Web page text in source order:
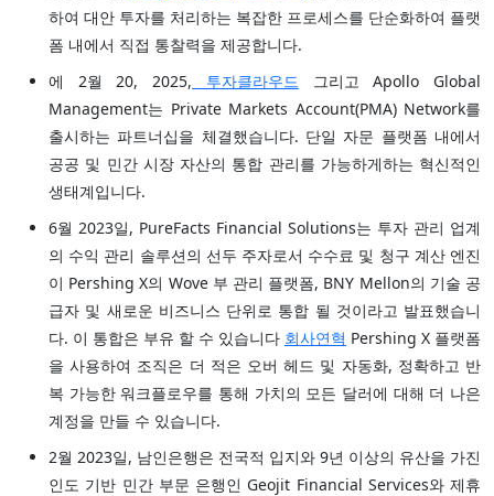
하여 대안 투자를 처리하는 복잡한 프로세스를 단순화하여 플랫
폼 내에서 직접 통찰력을 제공합니다.
에 2월 20, 2025, 투자클라우드 그리고 Apollo Global
Management는 Private Markets Account(PMA) Network를
출시하는 파트너십을 체결했습니다. 단일 자문 플랫폼 내에서
공공 및 민간 시장 자산의 통합 관리를 가능하게하는 혁신적인
생태계입니다.
6월 2023일, PureFacts Financial Solutions는 투자 관리 업계
의 수익 관리 솔루션의 선두 주자로서 수수료 및 청구 계산 엔진
이 Pershing X의 Wove 부 관리 플랫폼, BNY Mellon의 기술 공
급자 및 새로운 비즈니스 단위로 통합 될 것이라고 발표했습니
다. 이 통합은 부유 할 수 있습니다 회사연혁 Pershing X 플랫폼
을 사용하여 조직은 더 적은 오버 헤드 및 자동화, 정확하고 반
복 가능한 워크플로우를 통해 가치의 모든 달러에 대해 더 나은
계정을 만들 수 있습니다.
2월 2023일, 남인은행은 전국적 입지와 9년 이상의 유산을 가진
인도 기반 민간 부문 은행인 Geojit Financial Services와 제휴